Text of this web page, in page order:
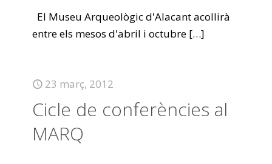
El Museu Arqueològic d'Alacant acollirà
entre els mesos d'abril i octubre […]
23 març, 2012
Cicle de conferències al
MARQ